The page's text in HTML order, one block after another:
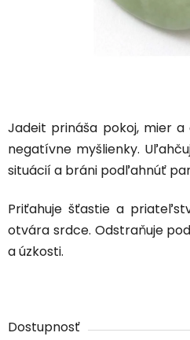
Jadeit prináša pokoj, mier a
negatívne myšlienky.
situácií a bráni podľahnúť
Priťahuje šťastie a
otvára srdce. Odstraňuje
a úzkosti.
Dostupnosť